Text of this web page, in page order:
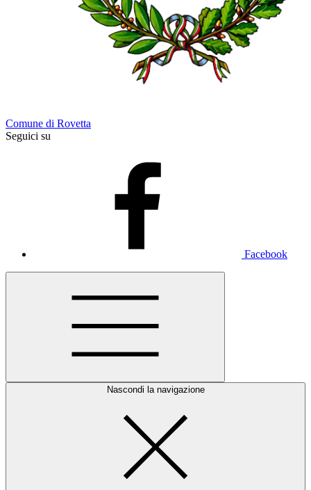
Comune di Rovetta
Seguici su
Facebook
Nascondi la navigazione